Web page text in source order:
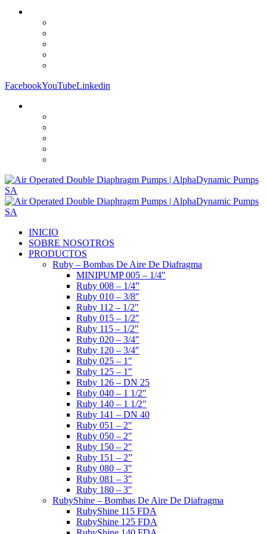
FacebookYouTubeLinkedin
INICIO
SOBRE NOSOTROS
PRODUCTOS
Ruby – Bombas De Aire De Diafragma
MINIPUMP 005 – 1/4″
Ruby 008 – 1/4”
Ruby 010 – 3/8″
Ruby 112 – 1/2″
Ruby 015 – 1/2″
Ruby 115 – 1/2″
Ruby 020 – 3/4″
Ruby 120 – 3/4″
Ruby 025 – 1″
Ruby 125 – 1″
Ruby 126 – DN 25
Ruby 040 – 1 1/2″
Ruby 140 – 1 1/2″
Ruby 141 – DN 40
Ruby 051 – 2″
Ruby 050 – 2″
Ruby 150 – 2″
Ruby 151 – 2”
Ruby 080 – 3″
Ruby 081 – 3″
Ruby 180 – 3″
RubyShine – Bombas De Aire De Diafragma
RubyShine 115 FDA
RubyShine 125 FDA